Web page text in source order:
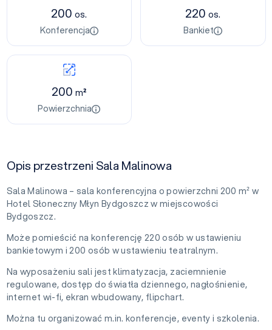
200os.
Konferencja
220os.
Bankiet
200m²
Powierzchnia
Opis przestrzeni Sala Malinowa
Sala Malinowa – sala konferencyjna o powierzchni 200 m² w
Hotel Słoneczny Młyn Bydgoszcz w miejscowości
Bydgoszcz.
Może pomieścić na konferencję 220 osób w ustawieniu
bankietowym i 200 osób w ustawieniu teatralnym.
Na wyposażeniu sali jest klimatyzacja, zaciemnienie
regulowane, dostęp do światła dziennego, nagłośnienie,
internet wi-fi, ekran wbudowany, flipchart.
Można tu organizować m.in. konferencje, eventy i szkolenia.